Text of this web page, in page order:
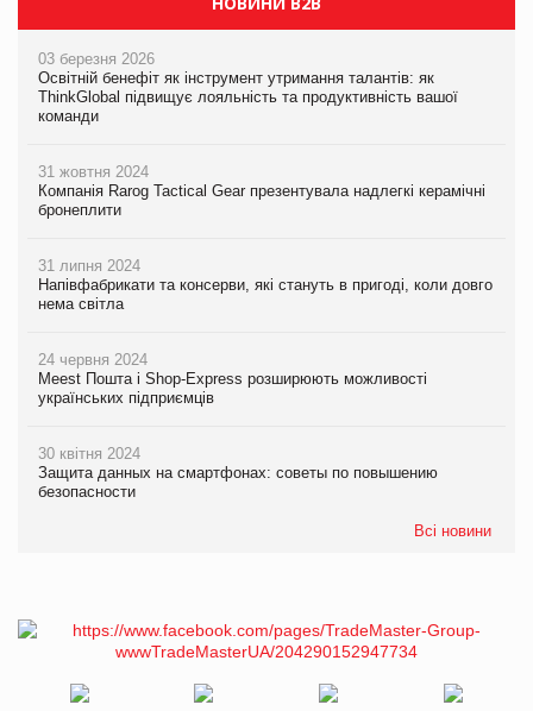
03 березня 2026
Освітній бенефіт як інструмент утримання талантів: як
ThinkGlobal підвищує лояльність та продуктивність вашої
команди
31 жовтня 2024
Компанія Rarog Tactical Gear презентувала надлегкі керамічні
бронеплити
31 липня 2024
Напівфабрикати та консерви, які стануть в пригоді, коли довго
нема світла
24 червня 2024
Meest Пошта і Shop-Express розширюють можливості
українських підприємців
30 квітня 2024
Защита данных на смартфонах: советы по повышению
безопасности
Всі новини